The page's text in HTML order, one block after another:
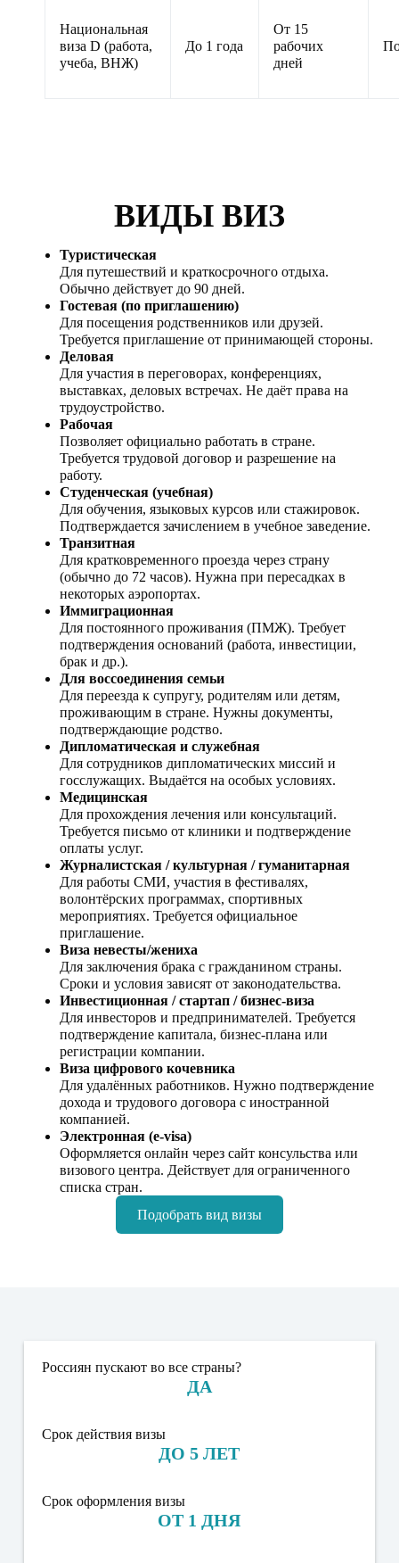
Национальная
виза D (работа,
учеба, ВНЖ)
До 1 года
От 15
рабочих
дней
ВИДЫ ВИЗ
Туристическая
Для путешествий и краткосрочного отдыха.
Обычно действует до 90 дней.
Гостевая (по приглашению)
Для посещения родственников или друзей.
Требуется приглашение от принимающей стороны.
Деловая
Для участия в переговорах, конференциях,
выставках, деловых встречах. Не даёт права на
трудоустройство.
Рабочая
Позволяет официально работать в стране.
Требуется трудовой договор и разрешение на
работу.
Студенческая (учебная)
Для обучения, языковых курсов или стажировок.
Подтверждается зачислением в учебное заведение.
Транзитная
Для кратковременного проезда через страну
(обычно до 72 часов). Нужна при пересадках в
некоторых аэропортах.
Иммиграционная
Для постоянного проживания (ПМЖ). Требует
подтверждения оснований (работа, инвестиции,
брак и др.).
Для воссоединения семьи
Для переезда к супругу, родителям или детям,
проживающим в стране. Нужны документы,
подтверждающие родство.
Дипломатическая и служебная
Для сотрудников дипломатических миссий и
госслужащих. Выдаётся на особых условиях.
Медицинская
Для прохождения лечения или консультаций.
Требуется письмо от клиники и подтверждение
оплаты услуг.
Журналистская / культурная / гуманитарная
Для работы СМИ, участия в фестивалях,
волонтёрских программах, спортивных
мероприятиях. Требуется официальное
приглашение.
Виза невесты/жениха
Для заключения брака с гражданином страны.
Сроки и условия зависят от законодательства.
Инвестиционная / стартап / бизнес‑виза
Для инвесторов и предпринимателей. Требуется
подтверждение капитала, бизнес‑плана или
регистрации компании.
Виза цифрового кочевника
Для удалённых работников. Нужно подтверждение
дохода и трудового договора с иностранной
компанией.
Электронная (e‑visa)
Оформляется онлайн через сайт консульства или
визового центра. Действует для ограниченного
списка стран.
Подобрать вид визы
Россиян пускают во все страны?
ДА
Срок действия визы
ДО 5 ЛЕТ
Срок оформления визы
ОТ 1 ДНЯ